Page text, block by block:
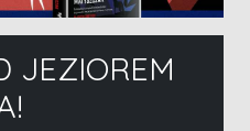
JEZIOREM